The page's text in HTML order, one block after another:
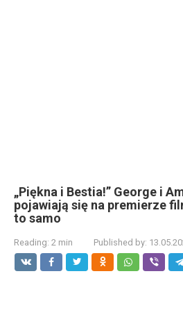
„Piękna i Bestia!” George i
pojawiają się na premierze
to samo
Reading: 2 min Published by: